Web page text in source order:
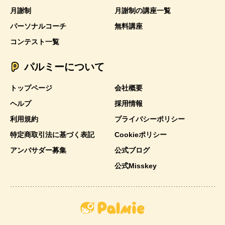
月謝制
月謝制の講座一覧
パーソナルコーチ
無料講座
コンテスト一覧
パルミーについて
トップページ
会社概要
ヘルプ
採用情報
利用規約
プライバシーポリシー
特定商取引法に基づく表記
Cookieポリシー
アンバサダー募集
公式ブログ
公式Misskey